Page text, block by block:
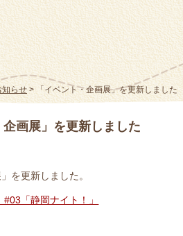
知らせ> 「イベント・企画展」を更新しました
企画展」を更新しました
を更新しました。
「静岡ナイト！」